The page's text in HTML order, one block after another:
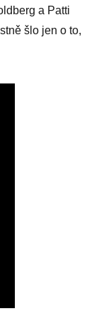
a Patti
šlo jen o to,